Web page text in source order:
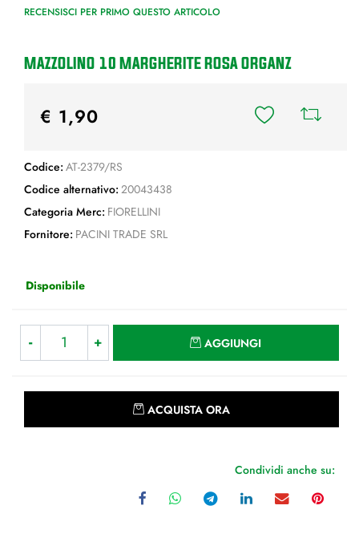
RECENSISCI PER PRIMO QUESTO ARTICOLO
MAZZOLINO 10 MARGHERITE ROSA ORGANZ
€ 1,90
Codice: AT-2379/RS
Codice alternativo: 20043438
Categoria Merc: FIORELLINI
Fornitore: PACINI TRADE SRL
Disponibile
AGGIUNGI
ACQUISTA ORA
Condividi anche su: